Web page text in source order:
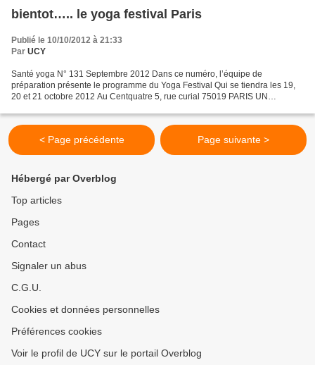
bientot….. le yoga festival Paris
Publié le 10/10/2012 à 21:33
Par UCY
Santé yoga N° 131 Septembre 2012 Dans ce numéro, l’équipe de
préparation présente le programme du Yoga Festival Qui se tiendra les 19,
20 et 21 octobre 2012 Au Centquatre 5, rue curial 75019 PARIS UN
< Page précédente Page suivante >
Hébergé par Overblog
Top articles
Pages
Contact
Signaler un abus
C.G.U.
Cookies et données personnelles
Préférences cookies
Voir le profil de UCY sur le portail Overblog